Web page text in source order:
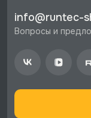
info@runtec-
Вопросы и